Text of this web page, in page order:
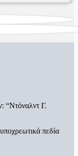
“Ντόναλντ Γ.
πεδία